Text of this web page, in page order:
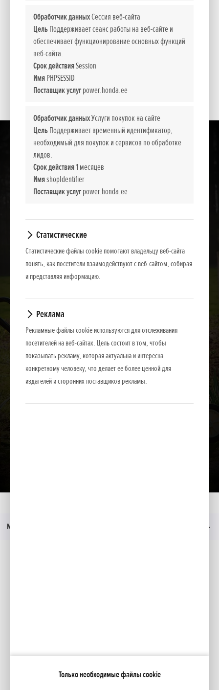
Обработчик данныхСессия веб-сайта
ЦельПоддерживает сеанс работы на веб-сайте и
обеспечивает функционирование основных функций
веб-сайта.
Срок действияSession
ИмяPHPSESSID
Поставщик услугpower.honda.ee
Обработчик данныхУслуги покупок на сайте
ЦельПоддерживает временный идентификатор,
необходимый для покупок и сервисов по обработке
лидов.
Срок действия1 месяцев
ИмяshopIdentifier
Поставщик услугpower.honda.ee
Статистические
Статистические файлы cookie помогают владельцу веб-сайта
понять, как посетители взаимодействуют с веб-сайтом, собирая
и представляя информацию.
Реклама
Рекламные файлы cookie используются для отслеживания
посетителей на веб-сайтах. Цель состоит в том, чтобы
показывать рекламу, которая актуальна и интересна
конкретному человеку, что делает ее более ценной для
издателей и сторонних поставщиков рекламы.
Только необходимые файлы cookie
Объем топливного бака, л
Сухая масса, кг
Уровень шума дБ (A)
Показать содержимое всех категорий
Меню